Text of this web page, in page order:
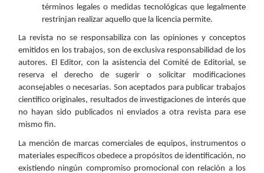
términos legales o medidas tecnológicas que legalmente
restrinjan realizar aquello que la licencia permite.
La revista no se responsabiliza con las opiniones y conceptos
emitidos en los trabajos, son de exclusiva responsabilidad de los
autores. El Editor, con la asistencia del Comité de Editorial, se
reserva el derecho de sugerir o solicitar modificaciones
aconsejables o necesarias. Son aceptados para publicar trabajos
científico originales, resultados de investigaciones de interés que
no hayan sido publicados ni enviados a otra revista para ese
mismo fin.
La mención de marcas comerciales de equipos, instrumentos o
materiales específicos obedece a propósitos de identificación, no
existiendo ningún compromiso promocional con relación a los